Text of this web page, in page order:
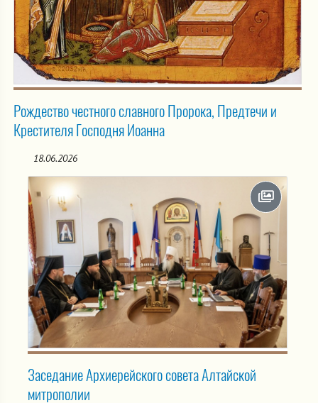
Рождество честного славного Пророка, Предтечи и
Крестителя Господня Иоанна
18.06.2026
Заседание Архиерейского совета Алтайской
митрополии